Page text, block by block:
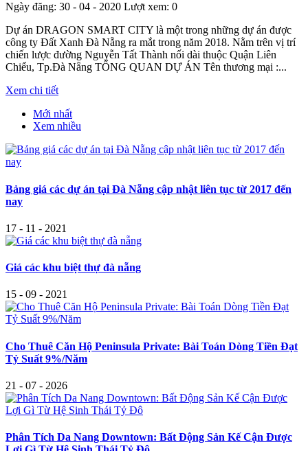
Ngày đăng: 30 - 04 - 2020 Lượt xem: 0
Dự án DRAGON SMART CITY là một trong những dự án được
công ty Đất Xanh Đà Nẵng ra mắt trong năm 2018. Nằm trên vị trí
chiến lược đường Nguyễn Tất Thành nối dài thuộc Quận Liên
Chiểu, Tp.Đà Nẵng TỔNG QUAN DỰ ÁN Tên thương mại :...
Xem chi tiết
Mới nhất
Xem nhiều
Bảng giá các dự án tại Đà Nẵng cập nhật liên tục từ 2017 đến
nay
17 - 11 - 2021
Giá các khu biệt thự đà nẵng
15 - 09 - 2021
Cho Thuê Căn Hộ Peninsula Private: Bài Toán Dòng Tiền Đạt
Tỷ Suất 9%/Năm
21 - 07 - 2026
Phân Tích Da Nang Downtown: Bất Động Sản Kế Cận Được